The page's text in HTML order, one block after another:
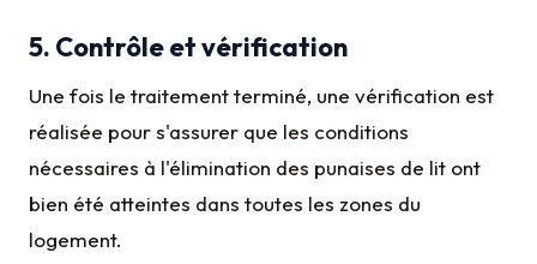
5. Contrôle et vérification
Une fois le traitement terminé, une vérification est
réalisée pour s'assurer que les conditions
nécessaires à l'élimination des punaises de lit ont
bien été atteintes dans toutes les zones du
logement.